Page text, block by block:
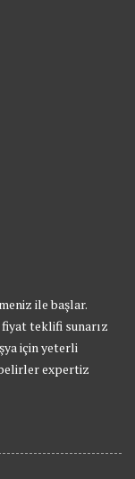
ile başlar.
teklifi sunarız
için yeterli
expertiz